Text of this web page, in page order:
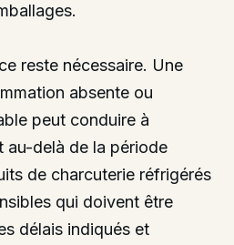
reste nécessaire. Une
absente ou
peut conduire à
au-delà de la période
de charcuterie réfrigérés
qui doivent être
délais indiqués et